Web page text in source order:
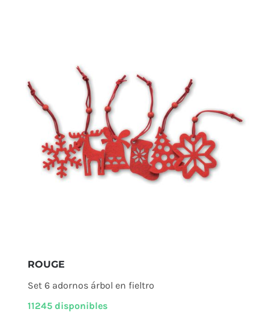
ROUGE
Set 6 adornos árbol en fieltro
11245 disponibles